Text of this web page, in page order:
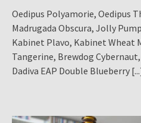
Oedipus Polyamorie, Oedipus
Madrugada Obscura, Jolly
Kabinet Plavo, Kabinet Wheat
Tangerine, Brewdog
Dadiva EAP Double Blueberry